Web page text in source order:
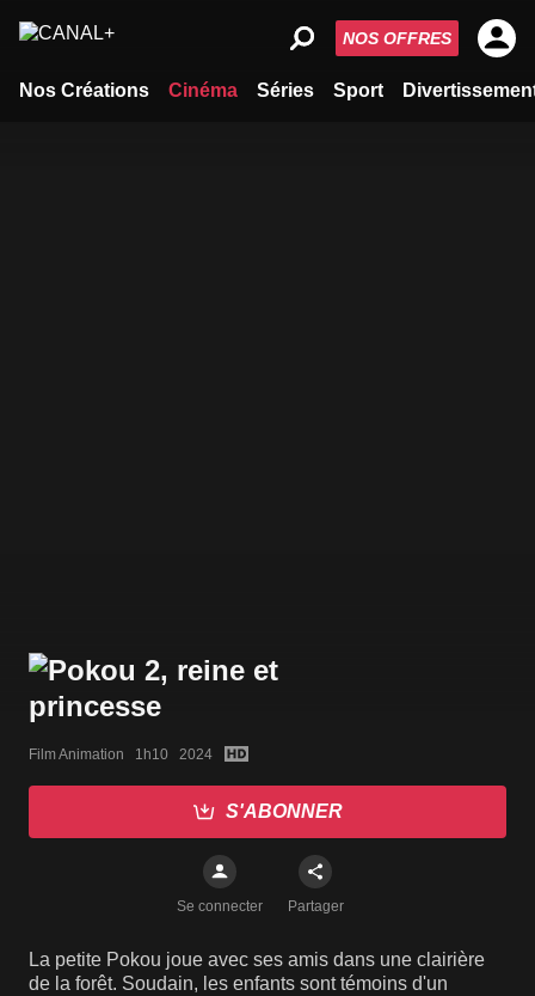
Nos Créations Cinéma Séries Sport
NOS OFFRES
Film Animation   1h10   2024
S'ABONNER
Se connecter Partager
La petite Pokou joue avec ses amis dans une clairière
de la forêt. Soudain, les enfants sont témoins d'un